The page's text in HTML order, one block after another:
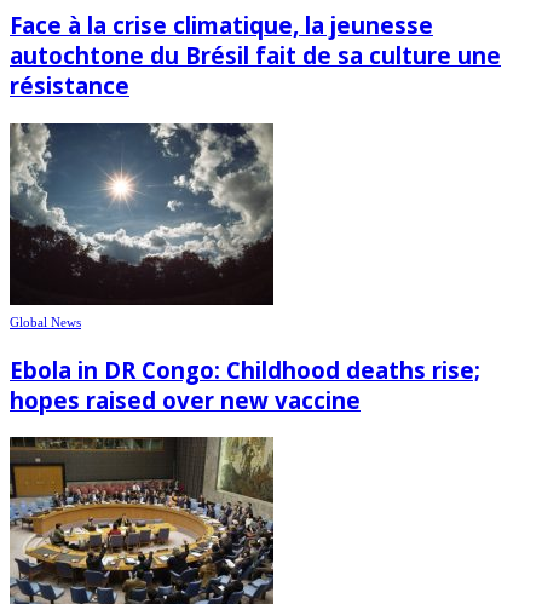
Face à la crise climatique, la jeunesse
autochtone du Brésil fait de sa culture une
résistance
Global News
Ebola in DR Congo: Childhood deaths rise;
hopes raised over new vaccine